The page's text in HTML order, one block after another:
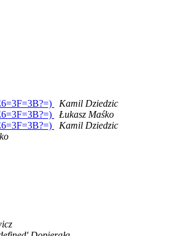
Kamil Dziedzic
Łukasz Maśko
Kamil Dziedzic